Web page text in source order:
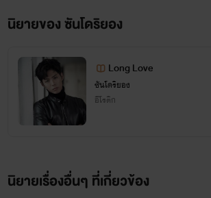
แต่ยอดคนอ่าน ไม่เห็นคนเม้น
แวะมาคุยแค่นี้
เฮ้ย เราเปิดแฟน เพจแล้วนะ เฟนเพจ
นิยายของ ซันโดริยอง
Long Love
ซันโดริยอง
อีโรติก
นิยายเรื่องอื่นๆ ที่เกี่ยวข้อง